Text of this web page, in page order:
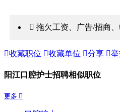
 拖欠工资、广告/招商
收藏职位 收藏单位 分享 
阳江口腔护士招聘相似职位
更多 